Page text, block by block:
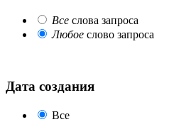
Все слова запроса
Любое слово запроса
Дата создания
Все